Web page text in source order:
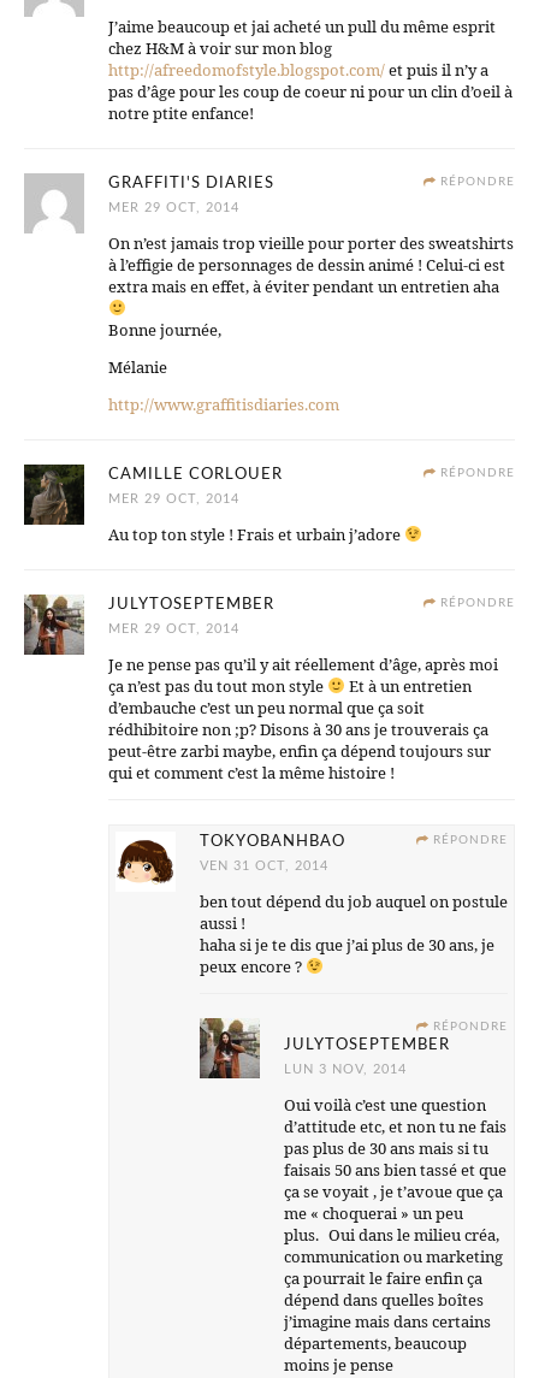
J’aime beaucoup et jai acheté un pull du même esprit
chez H&M à voir sur mon blog
http://afreedomofstyle.blogspot.com/et puis il n’y a
pas d’âge pour les coup de coeur ni pour un clin d’oeil à
notre ptite enfance!
RÉPONDRE
GRAFFITI'S DIARIES
MER 29 OCT, 2014
On n’est jamais trop vieille pour porter des sweatshirts
à l’effigie de personnages de dessin animé ! Celui-ci est
extra mais en effet, à éviter pendant un entretien aha
Bonne journée,
Mélanie
http://www.graffitisdiaries.com
RÉPONDRE
CAMILLE CORLOUER
MER 29 OCT, 2014
Au top ton style ! Frais et urbain j’adore
RÉPONDRE
JULYTOSEPTEMBER
MER 29 OCT, 2014
Je ne pense pas qu’il y ait réellement d’âge, après moi
ça n’est pas du tout mon style
Et à un entretien
d’embauche c’est un peu normal que ça soit
rédhibitoire non ;p? Disons à 30 ans je trouverais ça
peut-être zarbi maybe, enfin ça dépend toujours sur
qui et comment c’est la même histoire !
RÉPONDRE
TOKYOBANHBAO
VEN 31 OCT, 2014
ben tout dépend du job auquel on postule
aussi !
haha si je te dis que j’ai plus de 30 ans, je
peux encore ?
RÉPONDRE
JULYTOSEPTEMBER
LUN 3 NOV, 2014
Oui voilà c’est une question
d’attitude etc, et non tu ne fais
pas plus de 30 ans mais si tu
faisais 50 ans bien tassé et que
ça se voyait , je t’avoue que ça
me « choquerai » un peu
plus. Oui dans le milieu créa,
communication ou marketing
ça pourrait le faire enfin ça
dépend dans quelles boîtes
j’imagine mais dans certains
départements, beaucoup
moins je pense